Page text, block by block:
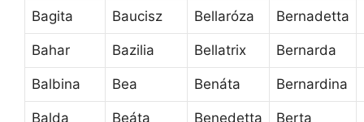
Bagita Baucisz Bellaróza Bernadetta
Bahar Bazilia Bellatrix Bernarda
Balbina Bea Benáta Bernardina
Balda Beáta Benedetta Berta